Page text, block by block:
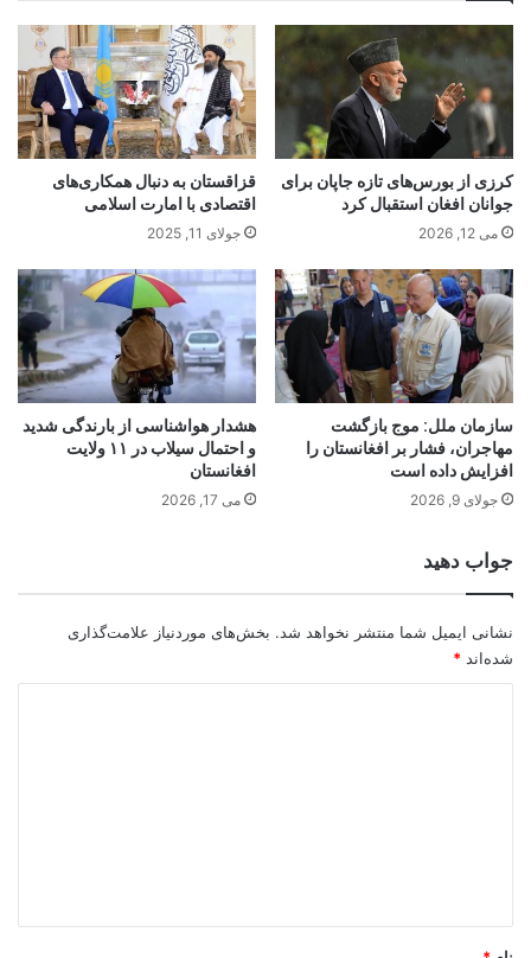
کرزی از بورس‌های تازه جاپان برای
جوانان افغان استقبال کرد
می 12, 2026
قزاقستان به دنبال همکاری‌های
اقتصادی با امارت اسلامی
جولای 11, 2025
سازمان ملل: موج بازگشت
مهاجران، فشار بر افغانستان را
افزایش داده است
جولای 9, 2026
هشدار هواشناسی از بارندگی شدید
و احتمال سیلاب در ۱۱ ولایت
افغانستان
می 17, 2026
جواب دهید
نشانی ایمیل شما منتشر نخواهد شد. بخش‌های موردنیاز علامت‌گذاری
شده‌اند *